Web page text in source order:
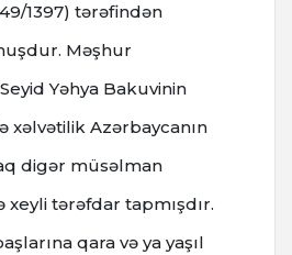
1397) tərəfindən
Məşhur
Yəhya Bakuvinin
xəlvətilik Azərbaycanın
digər müsəlman
tərəfdar tapmışdır.
qara və ya yaşıl